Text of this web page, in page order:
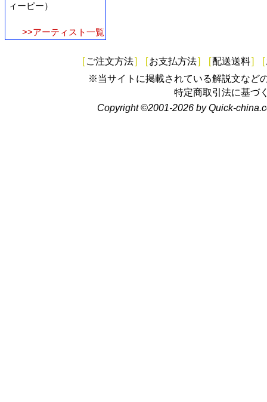
ィーピー）
>>アーティスト一覧
[ ご注文方法] [お支払方法] [配送送料] [
※当サイトに掲載されている解説文など
特定商取引法に基づ
Copyright ©2001-2026 by Quick-